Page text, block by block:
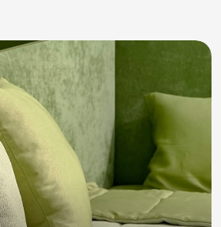
матрасы